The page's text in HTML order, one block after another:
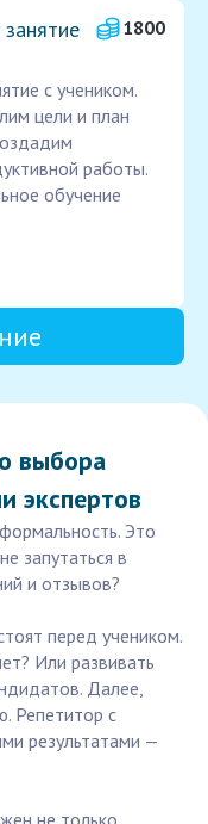
1800
с учеником.
цели и план
работы.
обучение
выбора
экспертов
Это
запутаться в
и отзывов?
перед учеником.
Или развивать
Далее,
Репетитор с
результатами —